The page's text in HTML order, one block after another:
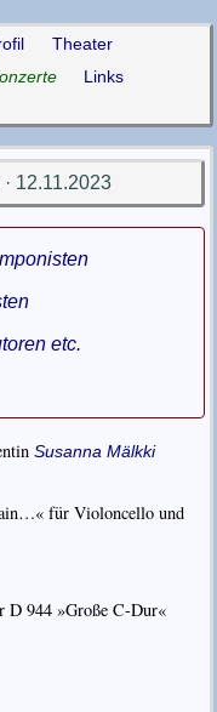
Theater
Links
12.11.2023
etc.
Susanna Mälkki
für Violoncello und
D 944 »Große C-Dur«